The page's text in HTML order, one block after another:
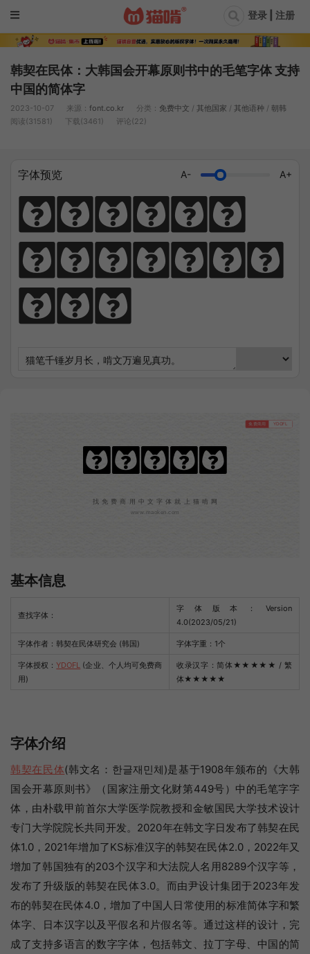
登录 | 注册
韩契在民体：大韩国会开幕原则书中的毛笔字体 支持
中国的简体字
2023-10-07 来源： font.co.kr 分类： 免费中文 / 其他国家 / 其他语种 / 朝韩
阅读(31581)
下载(3461) 评论(22)
字体预览 A- A+
猫笔千锤岁月
长，啃文万遍见
真功。
免费商用 YDOFL
韩契在民体
找免费商用中文字体就上猫啃网
www.maoken.com
基本信息
查找字体：
字体版本：Version
4.0(2023/05/21)
字体作者：韩契在民体研究会 (韩国) 字体字重：1个
字体授权：YDOFL (企业、个人均可免费商
用)
收录汉字：简体 ★★★★★ / 繁
体★★★★★
字体介绍
韩契在民体(韩文名：한글재민체)是基于1908年颁布的《大韩
国会开幕原则书》（国家注册文化财第449号）中的毛笔字字
体，由朴载甲前首尔大学医学院教授和金敏国民大学技术设计
专门大学院院长共同开发。2020年在韩文字日发布了韩契在民
体1.0，2021年增加了KS标准汉字的韩契在民体2.0，2022年又
增加了韩国独有的203个汉字和大法院人名用8289个汉字等，
发布了升级版的韩契在民体3.0。而由尹设计集团于2023年发
布的韩契在民体4.0，增加了中国人日常使用的标准简体字和繁
体字、日本汉字以及平假名和片假名等。通过这样的设计，完
成了支持多语言的数字字体，包括韩文、拉丁字母、中国的简